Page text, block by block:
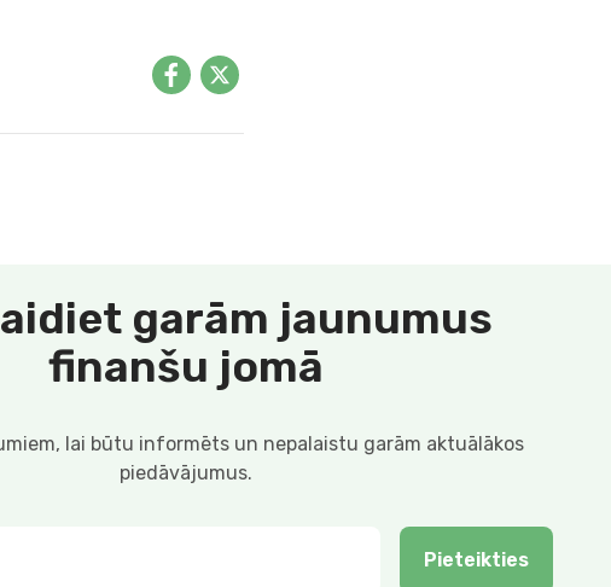
garām jaunumus
finanšu jomā
lai būtu informēts un nepalaistu garām aktuālākos
piedāvājumus.
Pieteikties